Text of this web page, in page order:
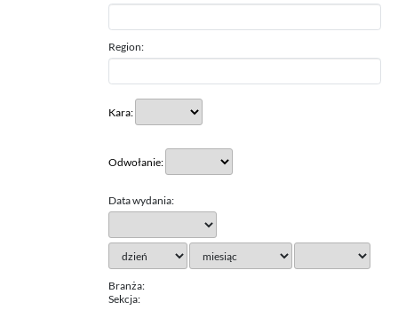
Region:
Kara:
Odwołanie:
Data wydania:
Branża:
Sekcja: